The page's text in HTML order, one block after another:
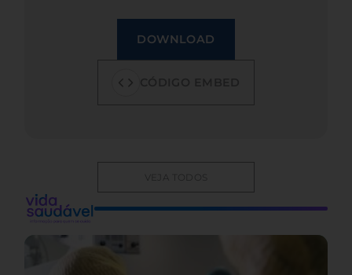
DOWNLOAD
VEJA TODOS